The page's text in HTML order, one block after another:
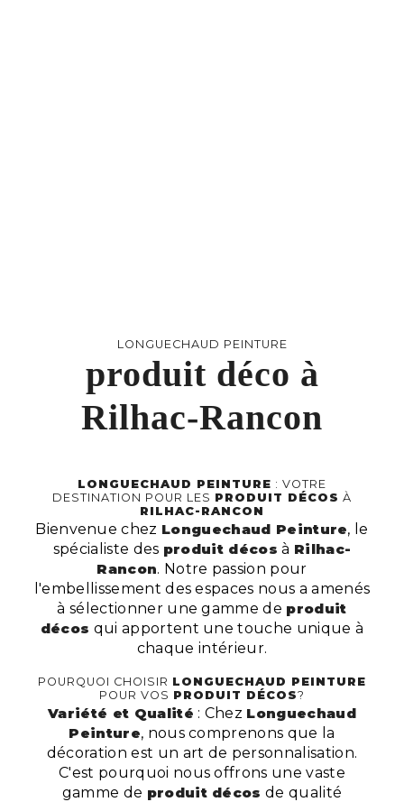
LONGUECHAUD PEINTURE
produit déco à
Rilhac-Rancon
LONGUECHAUD PEINTURE : VOTRE
DESTINATION POUR LES PRODUIT DÉCOS À
RILHAC-RANCON
Bienvenue chez Longuechaud Peinture, le
spécialiste des produit décos à Rilhac-
Rancon. Notre passion pour
l'embellissement des espaces nous a amenés
à sélectionner une gamme de produit
décos qui apportent une touche unique à
chaque intérieur.
POURQUOI CHOISIR LONGUECHAUD PEINTURE
POUR VOS PRODUIT DÉCOS?
Variété et Qualité : Chez Longuechaud
Peinture, nous comprenons que la
décoration est un art de personnalisation.
C'est pourquoi nous offrons une vaste
gamme de produit décos de qualité